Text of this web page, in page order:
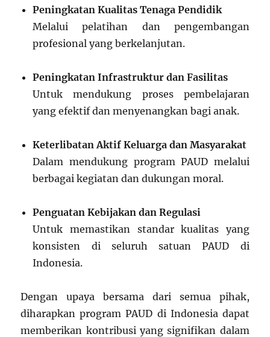
Peningkatan Kualitas Tenaga Pendidik
Melalui pelatihan dan pengembangan
profesional yang berkelanjutan.
Peningkatan Infrastruktur dan Fasilitas
Untuk mendukung proses pembelajaran
yang efektif dan menyenangkan bagi anak.
Keterlibatan Aktif Keluarga dan Masyarakat
Dalam mendukung program PAUD melalui
berbagai kegiatan dan dukungan moral.
Penguatan Kebijakan dan Regulasi
Untuk memastikan standar kualitas yang
konsisten di seluruh satuan PAUD di
Indonesia.
Dengan upaya bersama dari semua pihak,
diharapkan program PAUD di Indonesia dapat
memberikan kontribusi yang signifikan dalam